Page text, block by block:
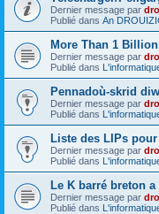
Dernier message par
Publié dans An
More Than 1
Dernier message par
Publié dans
Pennadoù-skrid
Dernier message par
Publié dans
Liste des LIPs pour
Dernier message par
Publié dans
Le K barré breton
Dernier message par
Publié dans